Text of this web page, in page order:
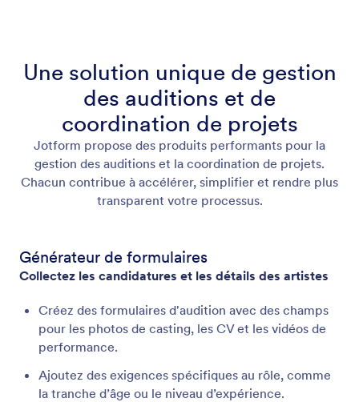
Une solution unique de gestion
des auditions et de
coordination de projets
Jotform propose des produits performants pour la
gestion des auditions et la coordination de projets.
Chacun contribue à accélérer, simplifier et rendre plus
transparent votre processus.
Générateur de formulaires
Collectez les candidatures et les détails des artistes
Créez des formulaires d'audition avec des champs
pour les photos de casting, les CV et les vidéos de
performance.
Ajoutez des exigences spécifiques au rôle, comme
la tranche d’âge ou le niveau d’expérience.